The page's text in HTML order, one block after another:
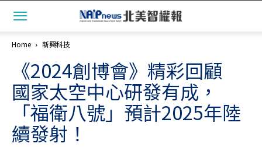
Home 新興科技
《2024創博會》精彩回顧
國家太空中心研發有成，
「福衛八號」預計2025年陸
續發射！